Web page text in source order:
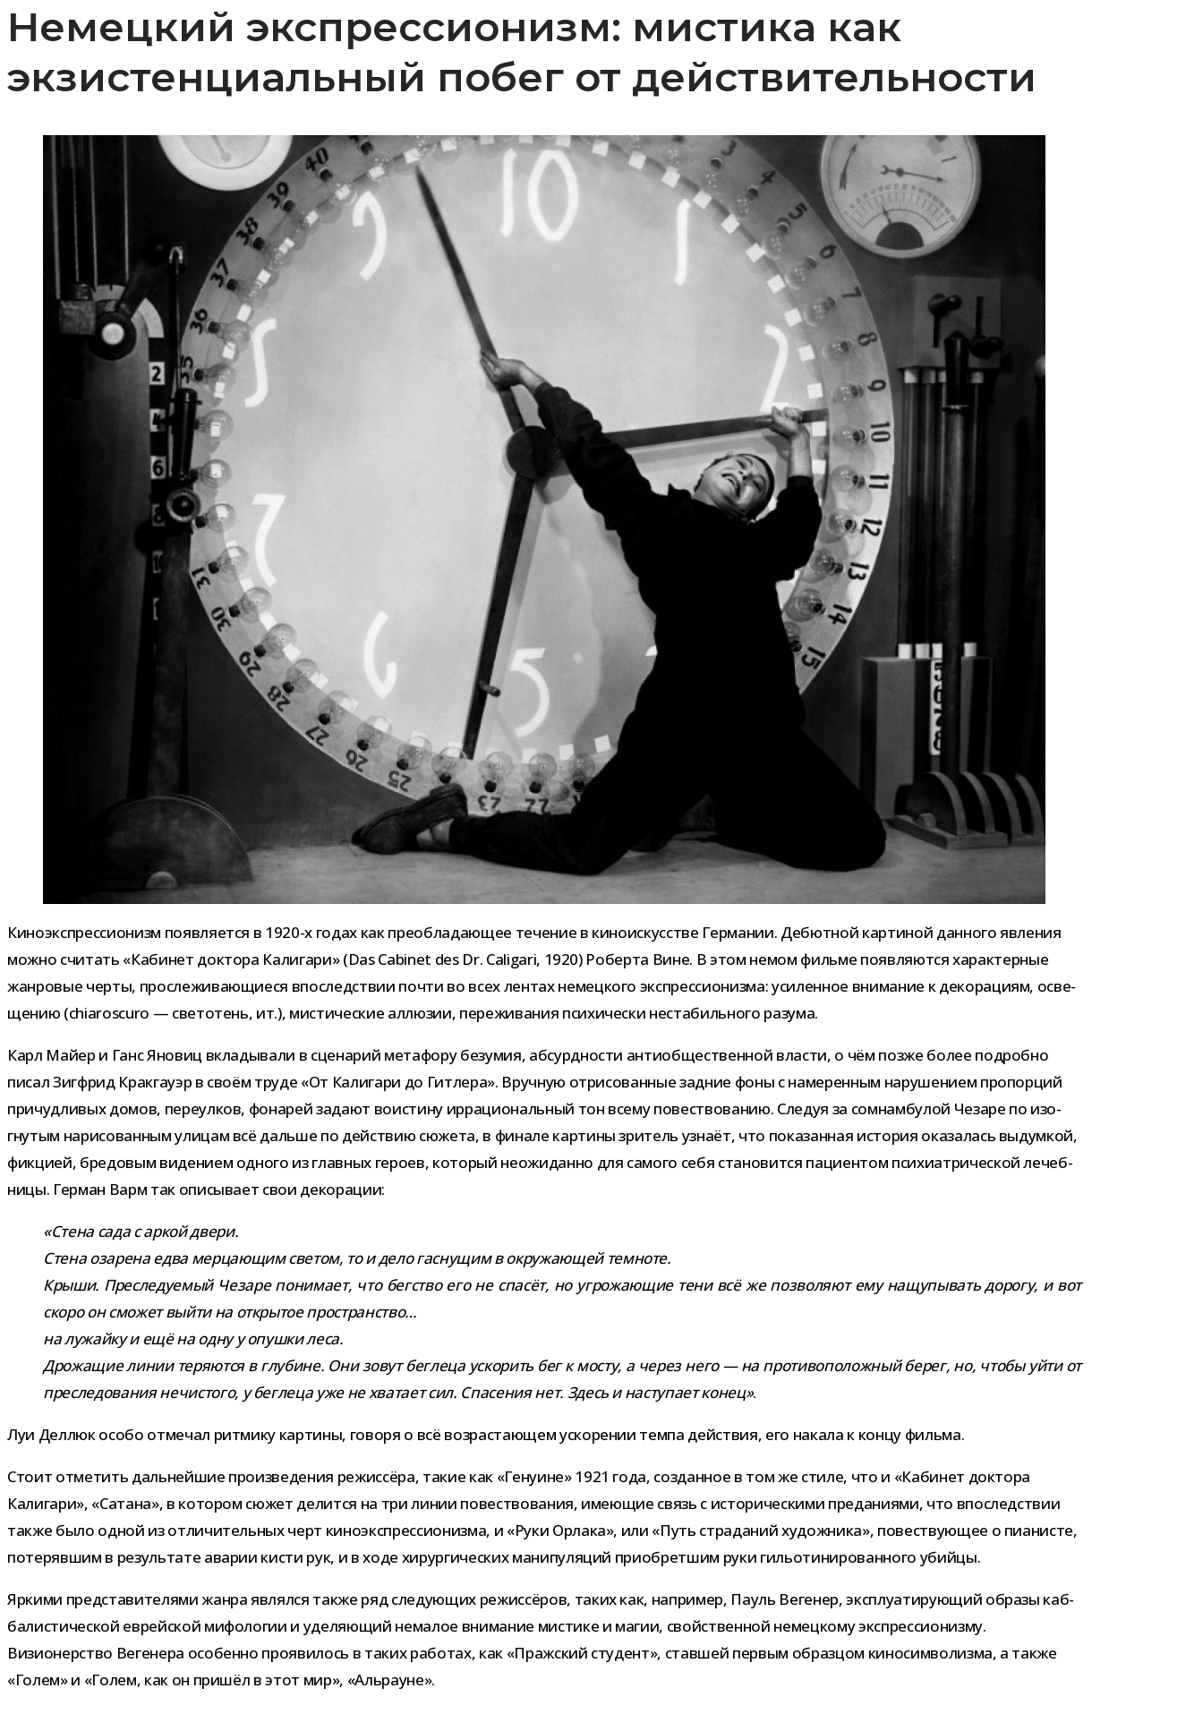
Немецкий экспрессионизм: мистика как
экзистенциальный побег от действительности
Киноэкспрессионизм появ­ля­ется в 1920-​х годах как пре­об­ла­да­ю­щее тече­ние в кино­ис­кус­стве Германии. Дебютной кар­ти­ной дан­ного явле­ния
можно счи­тать «Кабинет док­тора Калигари» (Das Cabinet des Dr. Caligari, 1920) Роберта Вине. В этом немом фильме появ­ля­ются харак­тер­ные
жан­ро­вые черты, про­сле­жи­ва­ю­щи­еся впо­след­ствии почти во всех лен­тах немец­кого экс­прес­си­о­низма: уси­лен­ное вни­ма­ние к деко­ра­циям, осве­
ще­нию (chiaroscuro — све­то­тень, ит.), мисти­че­ские аллю­зии, пере­жи­ва­ния пси­хи­че­ски неста­биль­ного разума.
Карл Майер и Ганс Яновиц вкла­ды­вали в сце­на­рий мета­фору безу­мия, абсурд­но­сти анти­об­ще­ствен­ной вла­сти, о чём позже более подробно
писал Зигфрид Кракгауэр в своём труде «От Калигари до Гитлера». Вручную отри­со­ван­ные зад­ние фоны с наме­рен­ным нару­ше­нием про­пор­ций
при­чуд­ли­вых домов, пере­ул­ков, фона­рей задают воис­тину ирра­ци­о­наль­ный тон всему повест­во­ва­нию. Следуя за сом­нам­бу­лой Чезаре по изо­
гну­тым нари­со­ван­ным ули­цам всё дальше по дей­ствию сюжета, в финале кар­тины зри­тель узнаёт, что пока­зан­ная исто­рия ока­за­лась выдум­кой,
фик­цией, бре­до­вым виде­нием одного из глав­ных героев, кото­рый неожи­данно для самого себя ста­но­вится паци­ен­том пси­хи­ат­ри­че­ской лечеб­
ницы. Герман Варм так опи­сы­вает свои декорации:
«Стена сада с аркой двери.
Стена оза­рена едва мер­ца­ю­щим све­том, то и дело гас­ну­щим в окру­жа­ю­щей тем­ноте.
Крыши. Преследуемый Чезаре пони­мает, что бег­ство его не спа­сёт, но угро­жа­ю­щие тени всё же поз­во­ляют ему нащу­пы­вать дорогу, и вот
скоро он смо­жет выйти на откры­тое про­стран­ство…
на лужайку и ещё на одну у опушки леса.
Дрожащие линии теря­ются в глу­бине. Они зовут бег­леца уско­рить бег к мосту, а через него—на про­ти­во­по­лож­ный берег, но, чтобы уйти от
пре­сле­до­ва­ния нечи­стого, у бег­леца уже не хва­тает сил. Спасения нет. Здесь и насту­пает конец».
Луи Деллюк особо отме­чал рит­мику кар­тины, говоря о всё воз­рас­та­ю­щем уско­ре­нии темпа дей­ствия, его накала к концу фильма.
Стоит отме­тить даль­ней­шие про­из­ве­де­ния режис­сёра, такие как «Генуине» 1921 года, создан­ное в том же стиле, что и «Кабинет док­тора
Калигари», «Сатана», в кото­ром сюжет делится на три линии повест­во­ва­ния, име­ю­щие связь с исто­ри­че­скими пре­да­ни­ями, что впо­след­ствии
также было одной из отли­чи­тель­ных черт кино­экс­прес­си­о­низма, и «Руки Орлака», или «Путь стра­да­ний худож­ника», повест­ву­ю­щее о пиа­ни­сте,
поте­ряв­шим в резуль­тате ава­рии кисти рук, и в ходе хирур­ги­че­ских мани­пу­ля­ций при­об­рет­шим руки гильо­ти­ни­ро­ван­ного убийцы.
Яркими пред­ста­ви­те­лями жанра являлся также ряд сле­ду­ю­щих режис­сё­ров, таких как, напри­мер, Пауль Вегенер, экс­плу­а­ти­ру­ю­щий образы каб­
ба­ли­сти­че­ской еврей­ской мифо­ло­гии и уде­ля­ю­щий нема­лое вни­ма­ние мистике и магии, свой­ствен­ной немец­кому экс­прес­си­о­низму.
Визионерство Вегенера осо­бенно про­яви­лось в таких рабо­тах, как «Пражский сту­дент», став­шей пер­вым образ­цом кино­сим­во­лизма, а также
«Голем» и «Голем, как он при­шёл в этот мир», «Альрауне».